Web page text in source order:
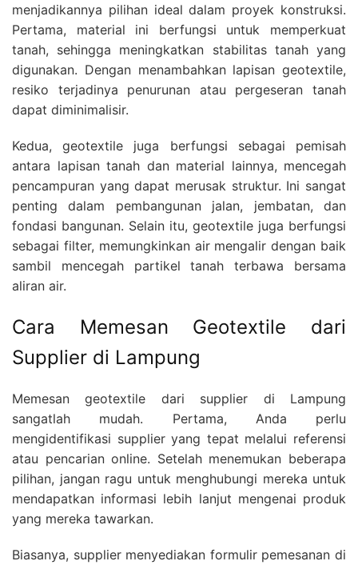
menjadikannya pilihan ideal dalam proyek konstruksi.
Pertama, material ini berfungsi untuk memperkuat
tanah, sehingga meningkatkan stabilitas tanah yang
digunakan. Dengan menambahkan lapisan geotextile,
resiko terjadinya penurunan atau pergeseran tanah
dapat diminimalisir.
Kedua, geotextile juga berfungsi sebagai pemisah
antara lapisan tanah dan material lainnya, mencegah
pencampuran yang dapat merusak struktur. Ini sangat
penting dalam pembangunan jalan, jembatan, dan
fondasi bangunan. Selain itu, geotextile juga berfungsi
sebagai filter, memungkinkan air mengalir dengan baik
sambil mencegah partikel tanah terbawa bersama
aliran air.
Cara Memesan Geotextile dari
Supplier di Lampung
Memesan geotextile dari supplier di Lampung
sangatlah mudah. Pertama, Anda perlu
mengidentifikasi supplier yang tepat melalui referensi
atau pencarian online. Setelah menemukan beberapa
pilihan, jangan ragu untuk menghubungi mereka untuk
mendapatkan informasi lebih lanjut mengenai produk
yang mereka tawarkan.
Biasanya, supplier menyediakan formulir pemesanan di